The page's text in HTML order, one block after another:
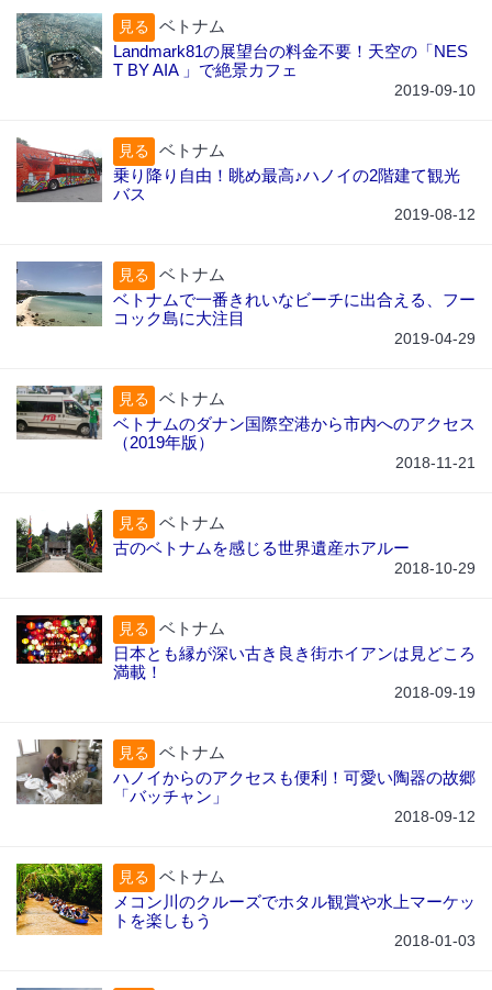
見る
ベトナム
Landmark81の展望台の料金不要！天空の「NES
T BY AIA 」で絶景カフェ
2019-09-10
見る
ベトナム
乗り降り自由！眺め最高♪ハノイの2階建て観光
バス
2019-08-12
見る
ベトナム
ベトナムで一番きれいなビーチに出合える、フー
コック島に大注目
2019-04-29
見る
ベトナム
ベトナムのダナン国際空港から市内へのアクセス
（2019年版）
2018-11-21
見る
ベトナム
古のベトナムを感じる世界遺産ホアルー
2018-10-29
見る
ベトナム
日本とも縁が深い古き良き街ホイアンは見どころ
満載！
2018-09-19
見る
ベトナム
ハノイからのアクセスも便利！可愛い陶器の故郷
「バッチャン」
2018-09-12
見る
ベトナム
メコン川のクルーズでホタル観賞や水上マーケッ
トを楽しもう
2018-01-03